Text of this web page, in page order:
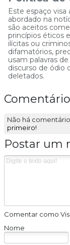
Este espaço
abordado na
são aceitos
princípios éticos
ilícitas ou
difamatórios,
usam palavras
discurso de ódio
deletados.
Não há
primeiro!
Postar um
Comentar como
Nome